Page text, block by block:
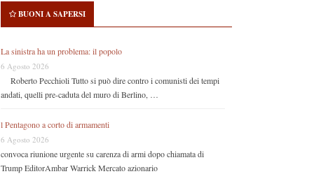
BUONI A SAPERSI
La sinistra ha un problema: il popolo
6 Agosto 2026
Roberto Pecchioli Tutto si può dire contro i comunisti dei tempi
andati, quelli pre-caduta del muro di Berlino, …
l Pentagono a corto di armamenti
6 Agosto 2026
convoca riunione urgente su carenza di armi dopo chiamata di
Trump EditorAmbar Warrick Mercato azionario